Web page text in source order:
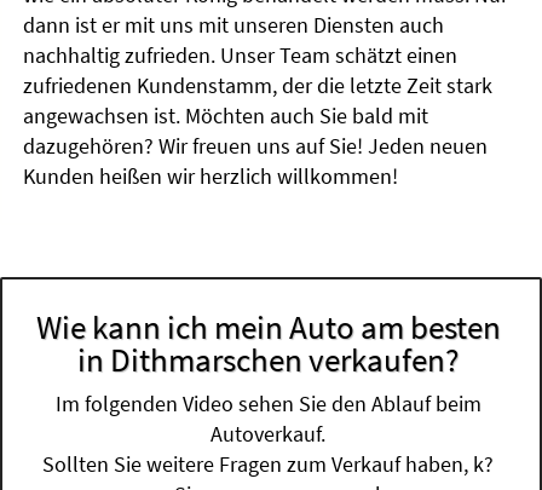
dann ist er mit uns mit unseren Diensten auch
nachhaltig zufrieden. Unser Team schätzt einen
zufriedenen Kundenstamm, der die letzte Zeit stark
angewachsen ist. Möchten auch Sie bald mit
dazugehören? Wir freuen uns auf Sie! Jeden neuen
Kunden heißen wir herzlich willkommen!
Wie kann ich mein Auto am besten
in Dithmarschen verkaufen?
Im folgenden Video sehen Sie den Ablauf beim
Autoverkauf.
Sollten Sie weitere Fragen zum Verkauf haben, k?